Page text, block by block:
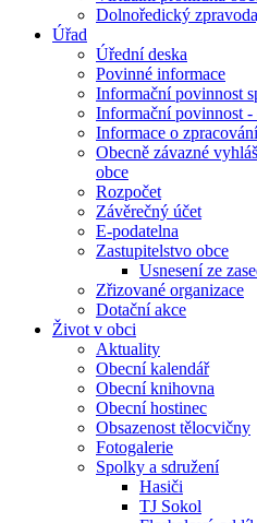
Dolnoředický
Úřad
Úřední deska
Povinné informace
Informační povinnost
Informační povinnost -
Informace o
Obecně závazné
obce
Rozpočet
Závěrečný účet
E-podatelna
Zastupitelstvo obce
Usnesení ze
Zřizované organizace
Dotační akce
Život v obci
Aktuality
Obecní kalendář
Obecní knihovna
Obecní hostinec
Obsazenost tělocvičny
Fotogalerie
Spolky a sdružení
Hasiči
TJ Sokol